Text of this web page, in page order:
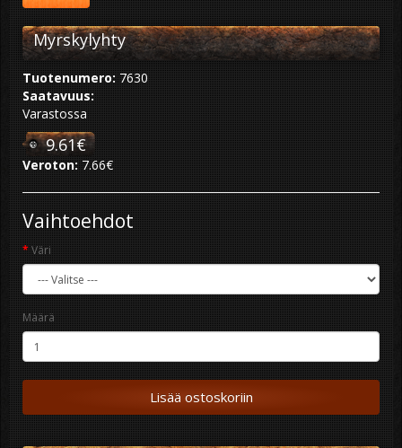
Myrskylyhty
Tuotenumero:7630
Saatavuus:
Varastossa
9.61€
Veroton:7.66€
Vaihtoehdot
Väri
Määrä
Lisää ostoskoriin